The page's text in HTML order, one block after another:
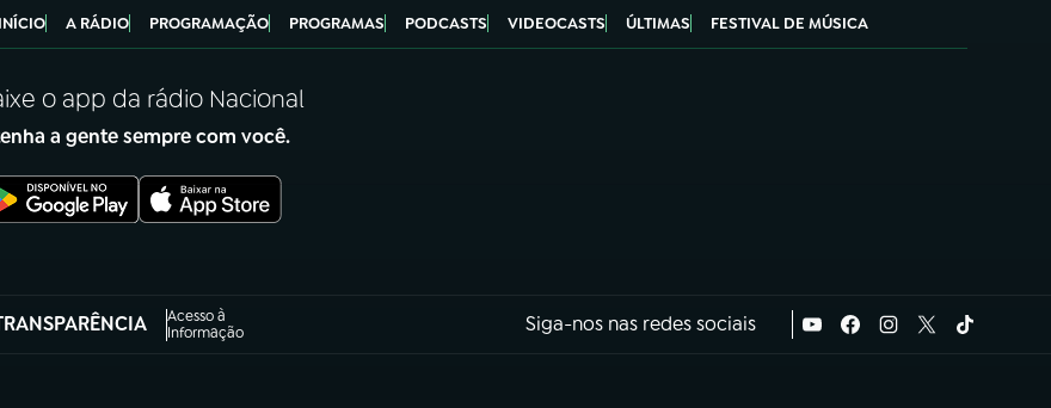
INÍCIO A RÁDIO PROGRAMAÇÃO PROGRAMAS PODCASTS VIDEOCASTS ÚLTIMAS FESTIVAL DE MÚSICA
o app da rádio Nacional
a gente sempre com você.
Acesso à
Informação
em nova aba) Siga-nos nas redes sociais